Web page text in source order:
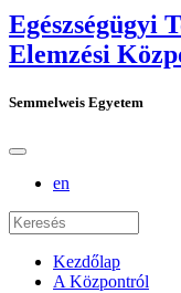
Egészségügyi
Elemzési
Semmelweis Egyetem
en
Kezdőlap
A Központról